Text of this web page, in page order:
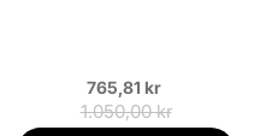
765,81 kr
1.050,00 kr